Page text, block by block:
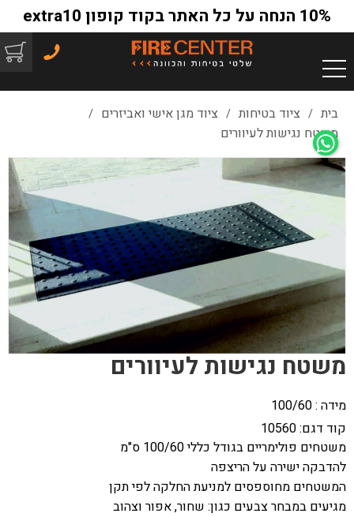
10% הנחה על כל האתר בקוד קופון extra10
בית / ציוד בטיחות / ציוד מגן אישי ואביזרים /
משטח נגישות לעיוורים
משטח נגישות לעיוורים
מידה : 100/60
קוד דגם:10560
משטחים פולימריים בגודל כללי 100/60 ס"מ
להדבקה ישירה על הריצפה
המשטחים מחוספסים למניעת החלקה לפי תקן
מגיעים במבחר צבעים כגון: שחור, אפור וצהוב